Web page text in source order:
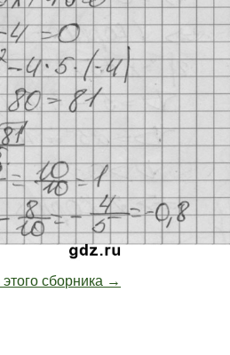
сборника →